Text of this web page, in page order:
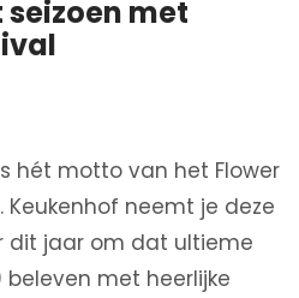
met
hét motto van het Flower
Keukenhof neemt je deze
dit jaar om dat ultieme
met heerlijke